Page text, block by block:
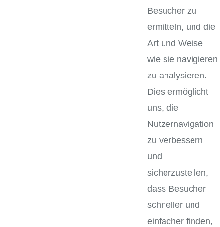
Besucher zu
ermitteln, und die
Art und Weise
wie sie navigieren
zu analysieren.
Dies ermöglicht
uns, die
Nutzernavigation
zu verbessern
und
sicherzustellen,
dass Besucher
schneller und
einfacher finden,